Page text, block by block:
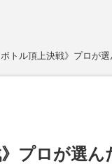
ボトル頂上決戦》プロが
プロが選ん